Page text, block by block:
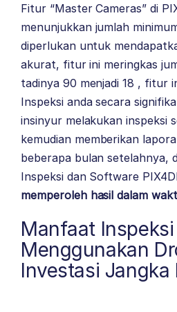
Fitur “Master Cameras” di
menunjukkan jumlah
diperlukan untuk
akurat, fitur ini meringkas
tadinya 90 menjadi 18 , fitur
Inspeksi anda secara
insinyur melakukan inspeksi
kemudian memberikan
beberapa bulan setelahnya,
Inspeksi dan Software
memperoleh hasil dalam
Manfaat Inspeksi
Menggunakan
Investasi Jangka